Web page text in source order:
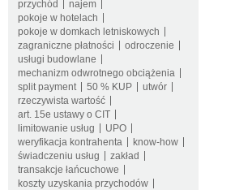
przychód
najem
pokoje w hotelach
pokoje w domkach letniskowych
zagraniczne płatności
odroczenie
usługi budowlane
mechanizm odwrotnego obciążenia
split payment
50 % KUP
utwór
rzeczywista wartość
art. 15e ustawy o CIT
limitowanie usług
UPO
weryfikacja kontrahenta
know-how
świadczeniu usług
zakład
transakcje łańcuchowe
koszty uzyskania przychodów